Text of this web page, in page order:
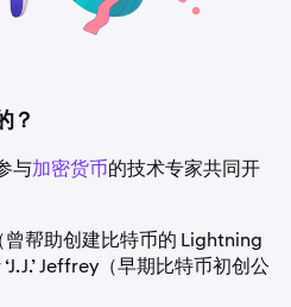
？
与加密货币的技术专家共同开
帮助创建比特币的 Lightning
Jeffrey（早期比特币初创公